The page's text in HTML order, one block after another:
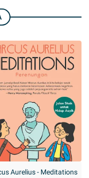
Aurelius - Meditations